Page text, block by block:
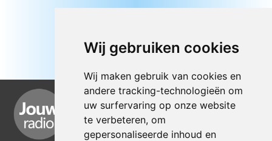
Wij gebruiken cookies
Wij maken gebruik van cookies en
andere tracking-technologieën om
uw surfervaring op onze website
te verbeteren, om
gepersonaliseerde inhoud en